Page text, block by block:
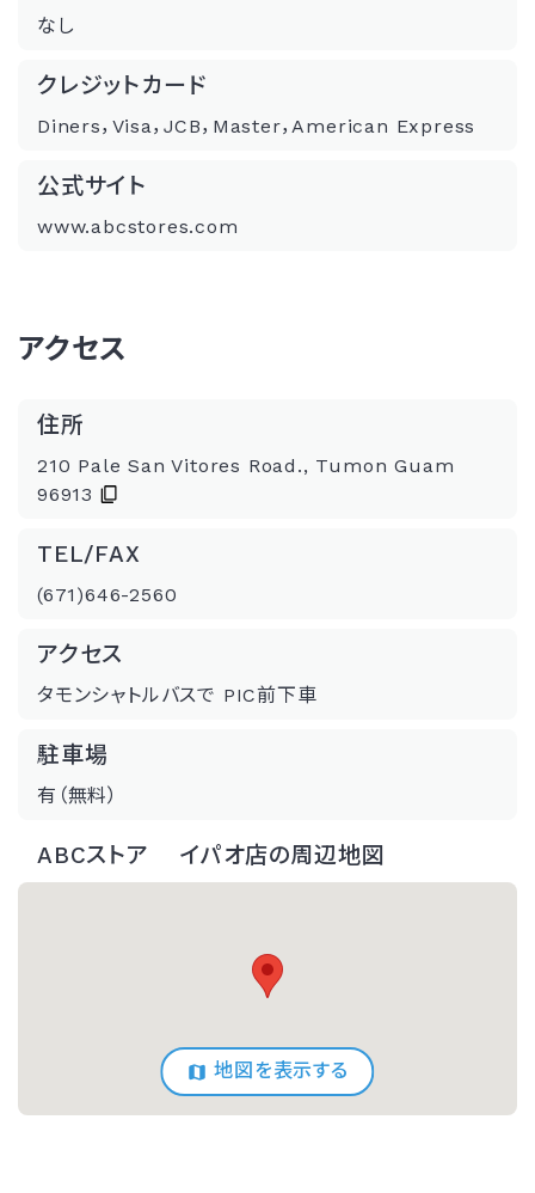
なし
クレジットカード
Diners，Visa，JCB，Master，American Express
公式サイト
www.abcstores.com
アクセス
住所
210 Pale San Vitores Road., Tumon Guam
96913
TEL/FAX
(671)646-2560
アクセス
タモンシャトルバスで PIC前下車
駐車場
有（無料）
ABCストア イパオ店の周辺地図
地図を表示する